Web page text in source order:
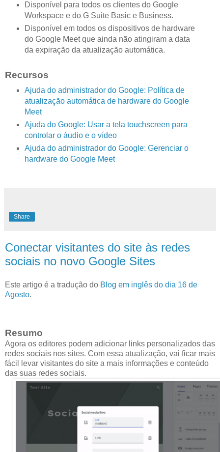
Disponível para todos os clientes do Google
Workspace e do G Suite Basic e Business.
Disponível em todos os dispositivos de hardware
do Google Meet que ainda não atingiram a data
da expiração da atualização automática.
Recursos
Ajuda do administrador do Google: Política de
atualização automática de hardware do Google
Meet
Ajuda do Google: Usar a tela touchscreen para
controlar o áudio e o vídeo
Ajuda do administrador do Google: Gerenciar o
hardware do Google Meet
Share
Conectar visitantes do site às redes
sociais no novo Google Sites
Este artigo é a tradução do Blog em inglês do dia 16 de
Agosto.
Resumo
Agora os editores podem adicionar links personalizados das
redes sociais nos sites. Com essa atualização, vai ficar mais
fácil levar visitantes do site a mais informações e conteúdo
das suas redes sociais.